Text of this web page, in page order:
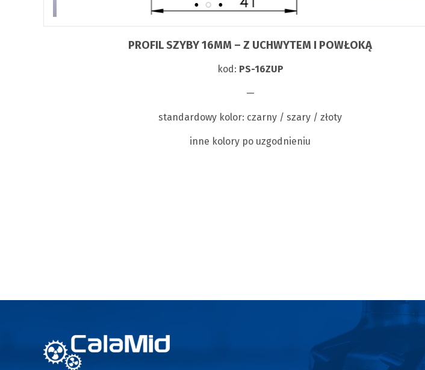
PROFIL SZYBY 16MM – Z UCHWYTEM I POWŁOKĄ
kod: PS-16ZUP
—
standardowy kolor: czarny / szary / złoty
inne kolory po uzgodnieniu